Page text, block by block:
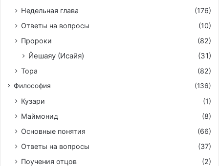
Недельная глава
(176)
Ответы на вопросы
(10)
Пророки
(82)
Йешаяу (Исайя) (31)
Тора (82)
Философия (136)
Кузари
(1)
Маймонид
(8)
Основные понятия
(66)
Ответы на вопросы
(37)
Поучения отцов
(2)